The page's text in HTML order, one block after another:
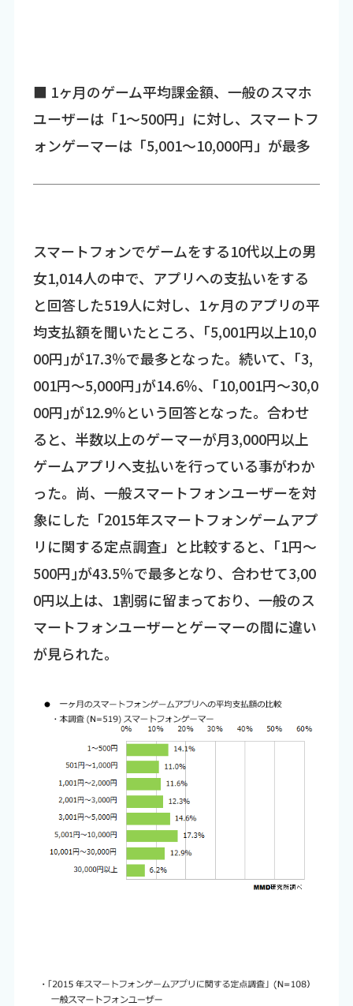
■ 1ヶ月のゲーム平均課金額、一般のスマホ
ユーザーは「1～500円」に対し、スマートフ
ォンゲーマーは「5,001～10,000円」が最多
スマートフォンでゲームをする10代以上の男
女1,014人の中で、アプリへの支払いをする
と回答した519人に対し、1ヶ月のアプリの平
均支払額を聞いたところ、｢5,001円以上10,0
00円｣が17.3％で最多となった。続いて、｢3,
001円～5,000円｣が14.6％、｢10,001円～30,0
00円｣が12.9％という回答となった。合わせ
ると、半数以上のゲーマーが月3,000円以上
ゲームアプリへ支払いを行っている事がわか
った。尚、一般スマートフォンユーザーを対
象にした「2015年スマートフォンゲームアプ
リに関する定点調査」と比較すると、｢1円～
500円｣が43.5％で最多となり、合わせて3,00
0円以上は、1割弱に留まっており、一般のス
マートフォンユーザーとゲーマーの間に違い
が見られた。